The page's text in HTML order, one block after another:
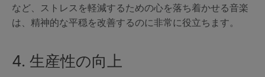
など、ストレスを軽減するための心を落ち着かせる音楽
は、精神的な平穏を改善するのに非常に役立ちます。
4. 生産性の向上